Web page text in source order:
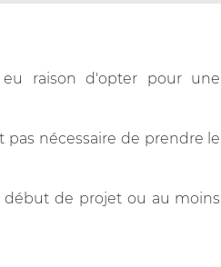
eu raison d'opter pour une
pas nécessaire de prendre le
début de projet ou au moins